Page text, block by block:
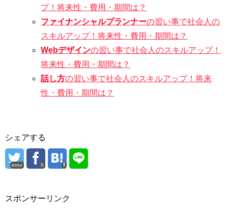
プ！将来性・費用・期間は？
ファイナンシャルプランナーの習い事で社会人の
スキルアップ！将来性・費用・期間は？
Webデザインの習い事で社会人のスキルアップ！
将来性・費用・期間は？
話し方の習い事で社会人のスキルアップ！将来
性・費用・期間は？
シェアする
error 0
スポンサーリンク